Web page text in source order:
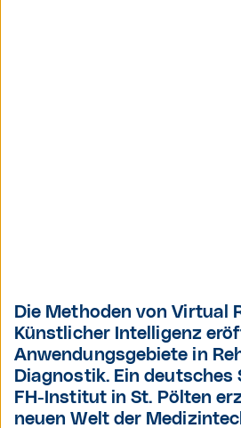
Die Methoden von Virtual
Künstlicher Intelligenz
Anwendungsgebiete in
Diagnostik. Ein deutsches
FH-Institut in St. Pölten
neuen Welt der